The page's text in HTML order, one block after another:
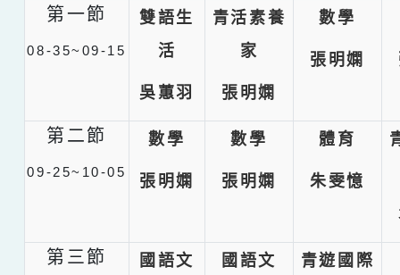
第一節
08-35~09-15
雙語生
活
吳蕙羽
青活素養
家
張明嫻
數學
張明嫻
第二節
09-25~10-05
數學
張明嫻
數學
張明嫻
體育
朱雯憶
第三節 國語文 國語文 青遊國際